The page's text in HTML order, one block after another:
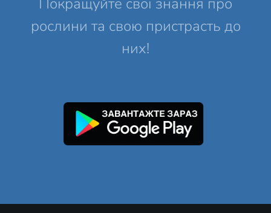
рослини та свою пристрасть до
них!